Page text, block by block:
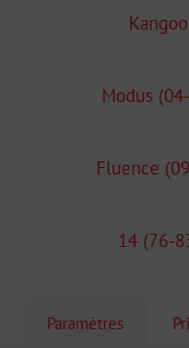
Kangoo
Modus
Fluence
14 (76-
Paramètres